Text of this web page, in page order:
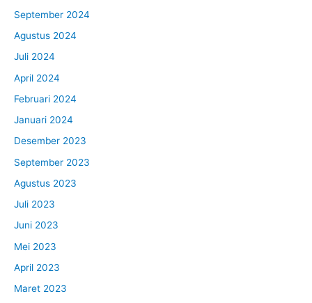
September 2024
Agustus 2024
Juli 2024
April 2024
Februari 2024
Januari 2024
Desember 2023
September 2023
Agustus 2023
Juli 2023
Juni 2023
Mei 2023
April 2023
Maret 2023